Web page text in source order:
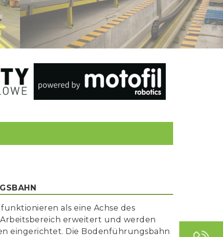
als eine Achse des
Arbeitsbereich erweitert und werden
eingerichtet. Die Bodenführungsbahn